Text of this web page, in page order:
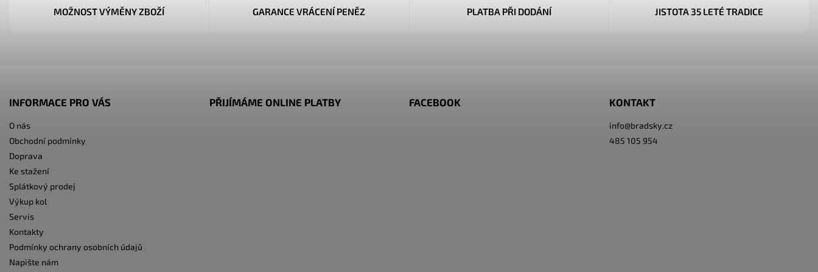
MOŽNOST VÝMĚNY ZBOŽÍ GARANCE VRÁCENÍ PENĚZ PLATBA PŘI DODÁNÍ JISTOTA 35 LETÉ TRADICE
INFORMACE PRO VÁS
O nás
Obchodní podmínky
Doprava
Ke stažení
Splátkový prodej
Výkup kol
Servis
Kontakty
Podmínky ochrany osobních údajů
Napište nám
PŘIJÍMÁME ONLINE PLATBY FACEBOOK KONTAKT
info@bradsky.cz
485 105 954